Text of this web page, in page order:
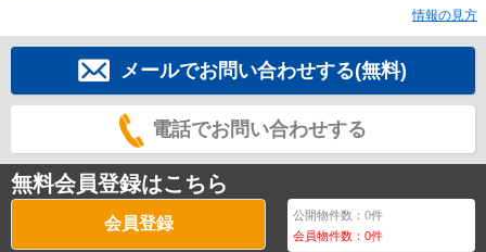
情報の見方
メールでお問い合わせする(無料)
電話でお問い合わせする
無料会員登録はこちら
会員登録 公開物件数：0件
会員物件数：0件